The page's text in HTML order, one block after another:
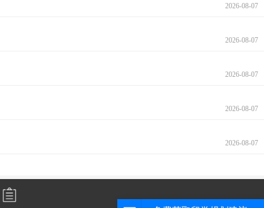
2026-08-07
2026-08-07
2026-08-07
2026-08-07
2026-08-07